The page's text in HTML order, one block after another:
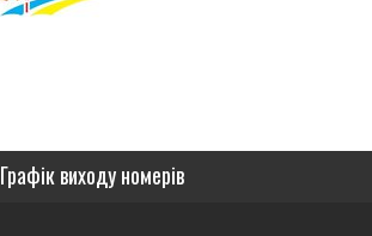
Графік виходу номерів